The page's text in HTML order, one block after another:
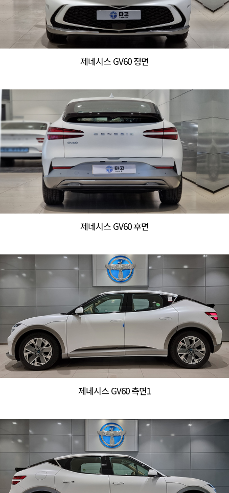
제네시스 GV60 정면
제네시스 GV60 후면
제네시스 GV60 측면1